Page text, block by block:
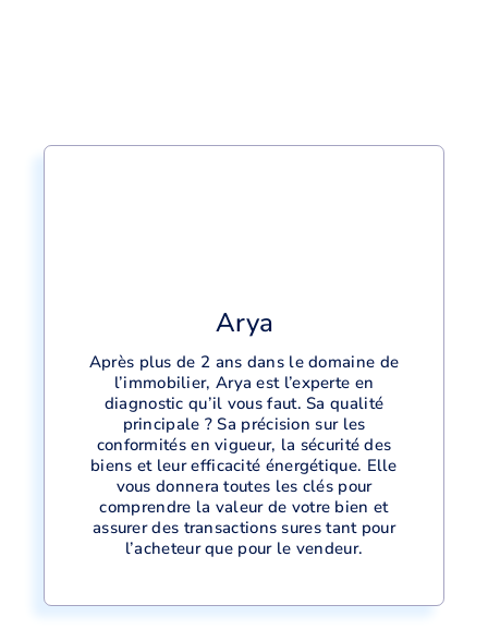
Arya
Après plus de 2 ans dans le domaine de
l’immobilier, Arya est l’experte en
diagnostic qu’il vous faut. Sa qualité
principale ? Sa précision sur les
conformités en vigueur, la sécurité des
biens et leur efficacité énergétique. Elle
vous donnera toutes les clés pour
comprendre la valeur de votre bien et
assurer des transactions sures tant pour
l’acheteur que pour le vendeur.